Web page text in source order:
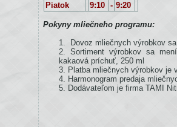
Piatok
9:10 - 9:20
Pokyny mliečneho programu:
Dovoz mliečnych výrobkov
Sortiment výrobkov sa
kakaová príchuť, 250 ml
Platba mliečnych výrobkov je
Harmonogram predaja
Dodávateľom je firma TAMI